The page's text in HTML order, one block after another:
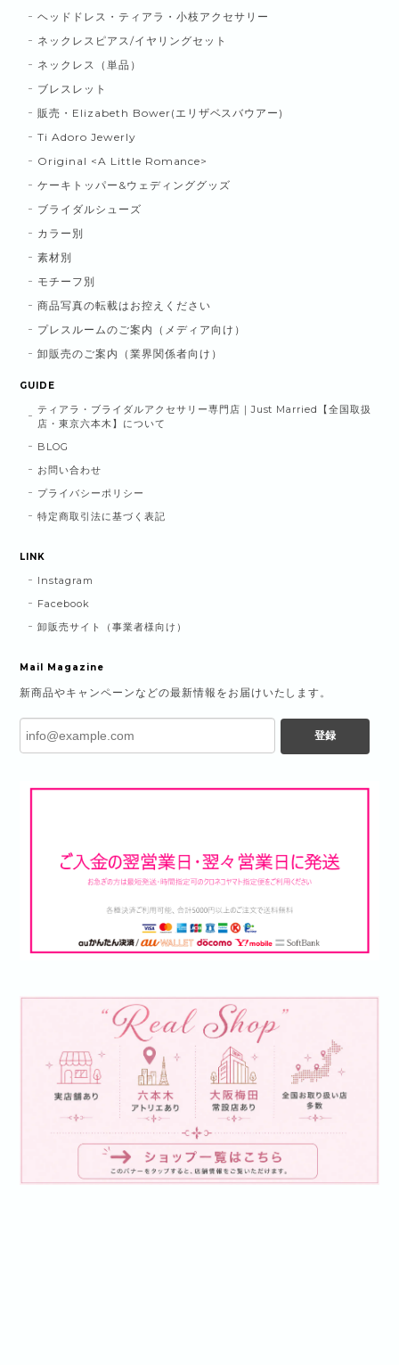
ヘッドドレス・ティアラ・小枝アクセサリー
ネックレスピアス/イヤリングセット
ネックレス（単品）
ブレスレット
販売・Elizabeth Bower(エリザベスバウアー)
Ti Adoro Jewerly
Original <A Little Romance>
ケーキトッパー&ウェディンググッズ
ブライダルシューズ
カラー別
素材別
モチーフ別
商品写真の転載はお控えください
プレスルームのご案内（メディア向け）
卸販売のご案内（業界関係者向け）
GUIDE
ティアラ・ブライダルアクセサリー専門店｜Just Married【全国取扱
店・東京六本木】について
BLOG
お問い合わせ
プライバシーポリシー
特定商取引法に基づく表記
LINK
Instagram
Facebook
卸販売サイト（事業者様向け）
Mail Magazine
新商品やキャンペーンなどの最新情報をお届けいたします。
登録